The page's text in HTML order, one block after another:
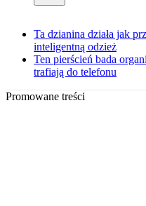
Ta dzianina działa jak
inteligentną odzież
Ten pierścień bada
trafiają do telefonu
Promowane treści